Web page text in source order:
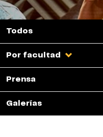
Todos
Por facultad
Prensa
Galerías